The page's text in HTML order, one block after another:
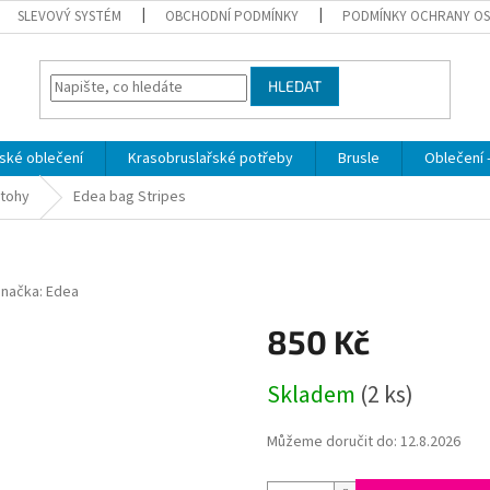
SLEVOVÝ SYSTÉM OBCHODNÍ PODMÍNKY PODMÍNKY OCHRANY
HLEDAT
oblečení Krasobruslařské potřeby Brusle Oblečení
Edea bag Stripes
Edea
850 Kč
cena:
Skladem (2 ks)
Můžeme doručit do: 12.8.2026